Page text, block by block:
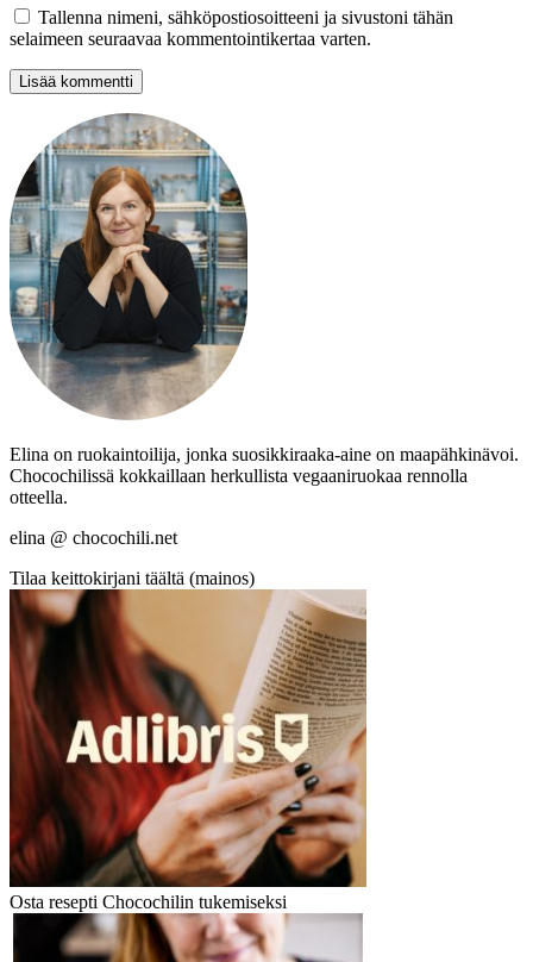
Tallenna nimeni, sähköpostiosoitteeni ja sivustoni tähän
selaimeen seuraavaa kommentointikertaa varten.
Elina on ruokaintoilija, jonka suosikkiraaka-aine on maapähkinävoi.
Chocochilissä kokkaillaan herkullista vegaaniruokaa rennolla
otteella.
elina @ chocochili.net
Tilaa keittokirjani täältä (mainos)
Osta resepti Chocochilin tukemiseksi